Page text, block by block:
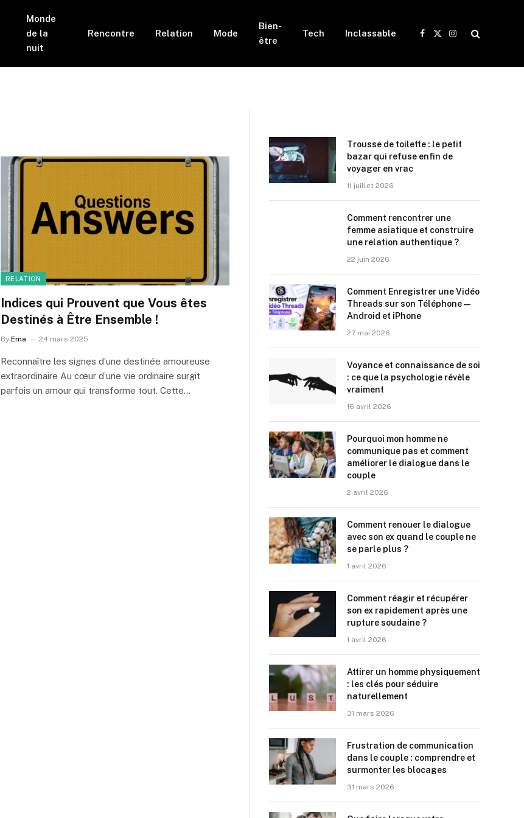
Monde
de la
nuit
Rencontre Relation Mode
Bien-
être
Tech Inclassable
Facebook
X
Instagram
RELATION
Indices qui Prouvent que Vous êtes
Destinés à Être Ensemble !
By Ema 24 mars 2025
Reconnaître les signes d’une destinée amoureuse
extraordinaire Au cœur d’une vie ordinaire surgit
parfois un amour qui transforme tout. Cette…
Trousse de toilette : le petit
bazar qui refuse enfin de
voyager en vrac
11 juillet 2026
Comment rencontrer une
femme asiatique et construire
une relation authentique ?
22 juin 2026
Comment Enregistrer une Vidéo
Threads sur son Téléphone —
Android et iPhone
27 mai 2026
Voyance et connaissance de soi
: ce que la psychologie révèle
vraiment
16 avril 2026
Pourquoi mon homme ne
communique pas et comment
améliorer le dialogue dans le
couple
2 avril 2026
Comment renouer le dialogue
avec son ex quand le couple ne
se parle plus ?
1 avril 2026
Comment réagir et récupérer
son ex rapidement après une
rupture soudaine ?
1 avril 2026
Attirer un homme physiquement
: les clés pour séduire
naturellement
31 mars 2026
Frustration de communication
dans le couple : comprendre et
surmonter les blocages
31 mars 2026